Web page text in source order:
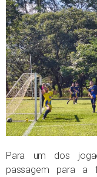
Para um dos
passagem para a